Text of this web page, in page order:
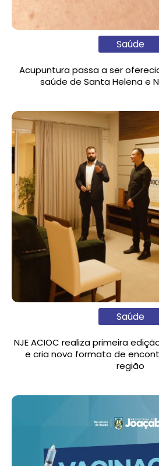
Saúde
Acupuntura passa a ser
saúde de Santa Helena e
Saúde
NJE ACIOC realiza primeira
e cria novo formato de
região